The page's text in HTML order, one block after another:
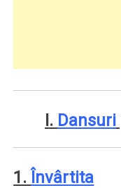
I. Dansuri
1. Învârtita